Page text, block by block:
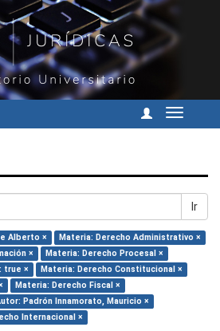
Cambiar
Ir
Alberto ×
Materia: Derecho Administrativo ×
×
Materia: Derecho Procesal ×
true ×
Materia: Derecho Constitucional ×
Materia: Derecho Fiscal ×
Padrón Innamorato, Mauricio ×
Internacional ×